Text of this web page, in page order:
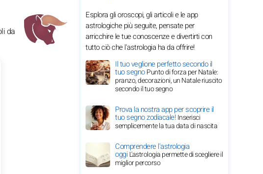
da
Esplora gli oroscopi, gli articoli e le app
astrologiche più seguite, pensate per
arricchire le tue conoscenze e divertirti con
tutto ciò che l'astrologia ha da offrire!
Il tuo veglione perfetto secondo il
tuo segnoPunto di forza per Natale:
pranzo, decorazioni, un Natale riuscito
secondo il tuo segno
Prova la nostra app per scoprire il
tuo segno zodiacale!Inserisci
semplicemente la tua data di nascita
Comprendere l'astrologia
oggiL'astrologia permette di scegliere il
miglior percorso